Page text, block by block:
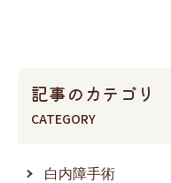
記事のカテゴリ
CATEGORY
白内障手術